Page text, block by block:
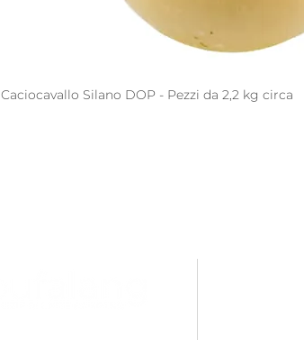
Caciocavallo Silano DOP - Pezzi da 2,2 kg circa